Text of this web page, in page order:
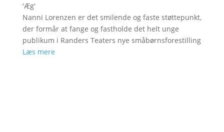
'Æg'
Nanni Lorenzen er det smilende og faste støttepunkt,
der formår at fange og fastholde det helt unge
publikum i Randers Teaters nye småbørnsforestilling
Læs mere